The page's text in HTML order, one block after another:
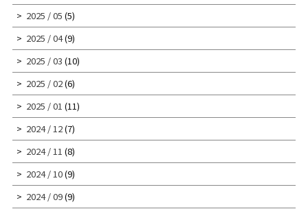
2025 / 05 (5)
2025 / 04(9)
2025 / 03 (10)
2025 / 02(6)
2025 / 01 (11)
2024 / 12(7)
2024 / 11 (8)
2024 / 10(9)
2024 / 09(9)